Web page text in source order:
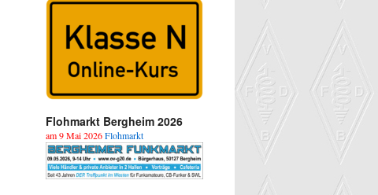
Flohmarkt Bergheim 2026
am 9 Mai 2026Flohmarkt